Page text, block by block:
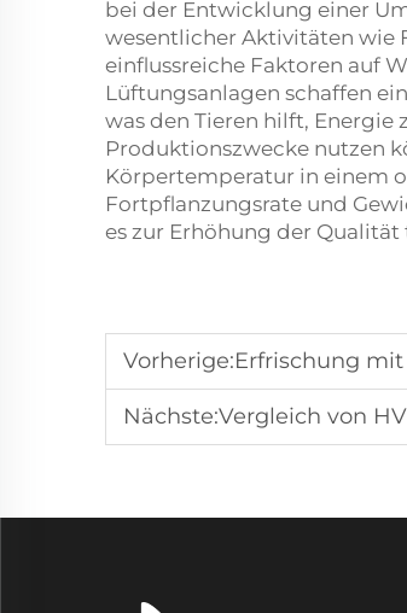
bei der Entwicklung einer
wesentlicher Aktivitäten wie
einflussreiche Faktoren auf
Lüftungsanlagen schaffen
was den Tieren hilft, Energie
Produktionszwecke nutzen
Körpertemperatur in einem
Fortpflanzungsrate und
es zur Erhöhung der
Vorherige:Erfrischung
Nächste:Vergleich von